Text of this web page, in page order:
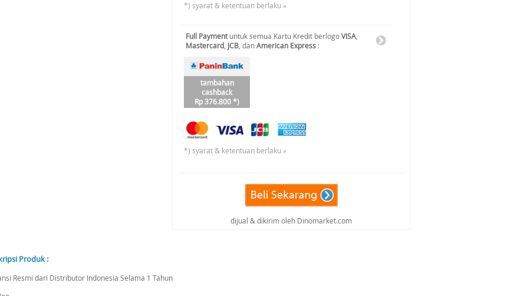
*) syarat & ketentuan berlaku »
Full Paymentuntuk semua Kartu Kredit berlogoVISA
Mastercard JCB , danAmerican Express :
tambahan
cashback
Rp 376.800 *)
*) syarat & ketentuan berlaku »
dijual & dikirim oleh Dinomarket.com
Produk :
Resmi dari Distributor Indonesia Selama 1 Tahun